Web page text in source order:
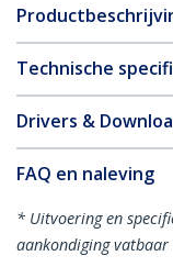
Technische
Drivers &
FAQ en naleving
* Uitvoering en
aankondiging vatbaar